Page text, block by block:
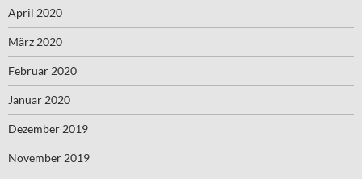
April 2020
März 2020
Februar 2020
Januar 2020
Dezember 2019
November 2019